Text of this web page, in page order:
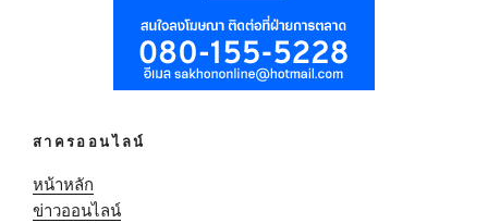
สาครออนไลน์
หน้าหลัก
ข่าวออนไลน์